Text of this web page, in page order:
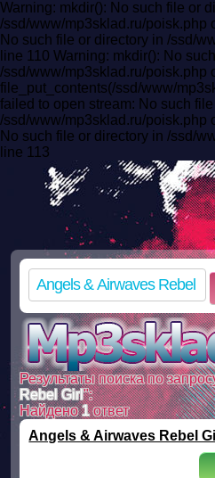
Warning: mkdir(): No such file or
/ssd/www/mp3sklad.ru/poisk.php
No such file or directory in /ssd/
line 110 Warning: mkdir(): No
/ssd/www/mp3sklad.ru/poisk.php
file_put_contents(/ssd/www/
failed to open stream: No such
/ssd/www/mp3sklad.ru/poisk.php
No such file or directory in /ssd/
line 113
Результаты поиска по
Rebel Girl":
Найдено1ответ
Angels & Airwaves Rebel